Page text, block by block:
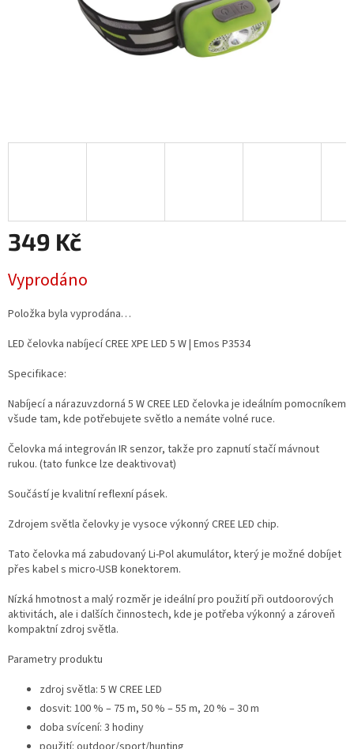
349 Kč
cena:
Vyprodáno
Položka byla vyprodána…
LED čelovka nabíjecí CREE XPE LED 5 W | Emos P3534
Specifikace:
Nabíjecí a nárazuvzdorná 5 W CREE LED čelovka je ideálním pomocníkem
všude tam, kde potřebujete světlo a nemáte volné ruce.
Čelovka má integrován IR senzor, takže pro zapnutí stačí mávnout
rukou. (tato funkce lze deaktivovat)
Součástí je kvalitní reflexní pásek.
Zdrojem světla čelovky je vysoce výkonný CREE LED chip.
Tato čelovka má zabudovaný Li-Pol akumulátor, který je možné dobíjet
přes kabel s micro-USB konektorem.
Nízká hmotnost a malý rozměr je ideální pro použití při outdoorových
aktivitách, ale i dalších činnostech, kde je potřeba výkonný a zároveň
kompaktní zdroj světla.
Parametry produktu
zdroj světla: 5 W CREE LED
dosvit: 100 % – 75 m, 50 % – 55 m, 20 % – 30 m
doba svícení: 3 hodiny